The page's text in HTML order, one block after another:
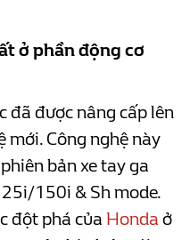
ở phần động cơ
đã được nâng cấp lên
mới. Công nghệ này
bản xe tay ga
150i & Sh mode.
đột phá của Honda ở